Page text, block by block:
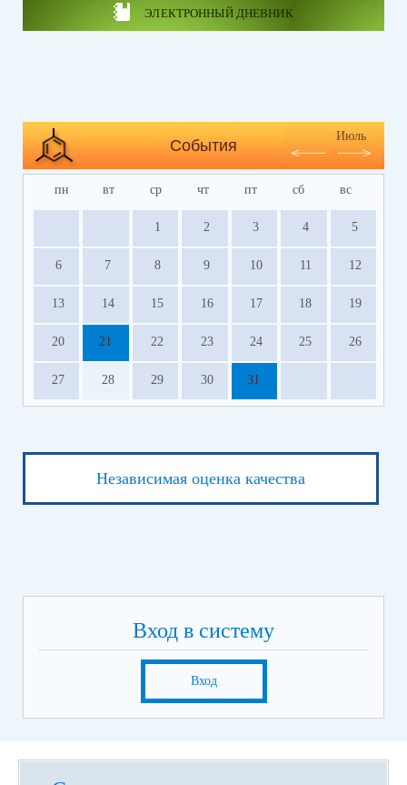
ЭЛЕКТРОННЫЙ ДНЕВНИК
События
Июль
пн вт ср чт пт сб вс
1 2 3 4 5
6 7 8 9 10 11 12
13 14 15 16 17 18 19
20 21 22 23 24 25 26
27 28 29 30 31
Независимая оценка качества
Вход в систему
Вход